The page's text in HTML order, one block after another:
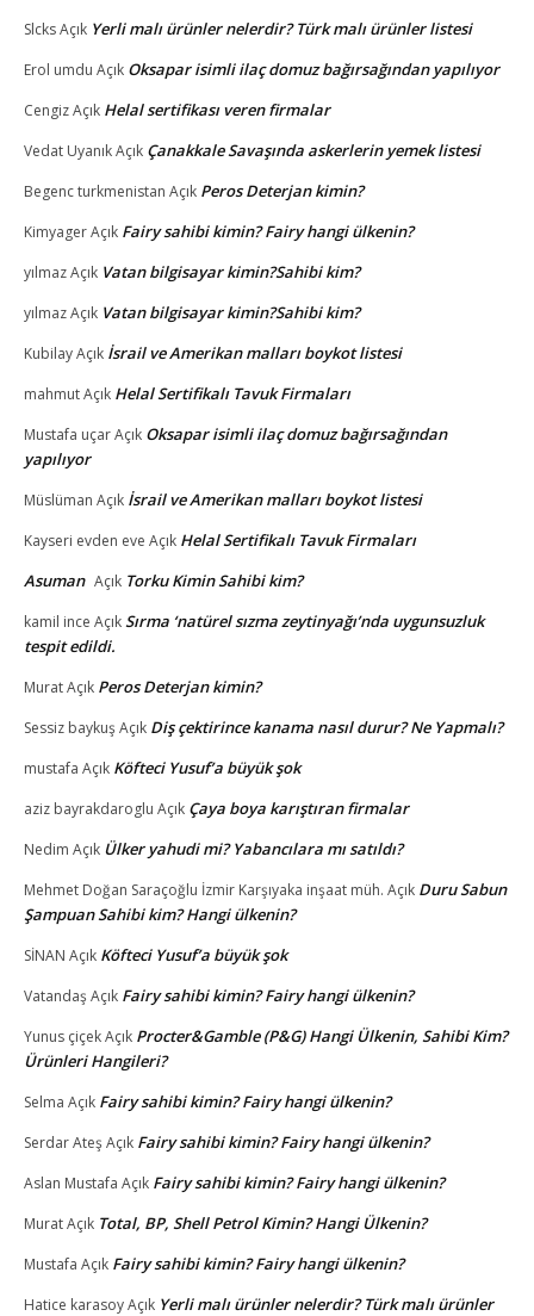
SlcksAçık Yerli malı ürünler nelerdir? Türk malı ürünler listesi
Erol umdu Açık Oksapar isimli ilaç domuz bağırsağından yapılıyor
CengizAçık Helal sertifikası veren firmalar
Vedat UyanıkAçık Çanakkale Savaşında askerlerin yemek listesi
Begenc turkmenistan Açık Peros Deterjan kimin?
KimyagerAçık Fairy sahibi kimin? Fairy hangi ülkenin?
yılmazAçık Vatan bilgisayar kimin?Sahibi kim?
yılmazAçık Vatan bilgisayar kimin?Sahibi kim?
KubilayAçık İsrail ve Amerikan malları boykot listesi
mahmutAçık Helal Sertifikalı Tavuk Firmaları
Mustafa uçarAçık Oksapar isimli ilaç domuz bağırsağından
yapılıyor
Müslüman Açık İsrail ve Amerikan malları boykot listesi
Kayseri evden eve Açık Helal Sertifikalı Tavuk Firmaları
Asuman Açık Torku Kimin Sahibi kim?
kamil ince AçıkSırma ‘natürel sızma zeytinyağı’nda uygunsuzluk
tespit edildi.
MuratAçık Peros Deterjan kimin?
Sessiz baykuşAçık Diş çektirince kanama nasıl durur? Ne Yapmalı?
mustafa Açık Köfteci Yusuf’a büyük şok
aziz bayrakdaroglu Açık Çaya boya karıştıran firmalar
Nedim Açık Ülker yahudi mi? Yabancılara mı satıldı?
Mehmet Doğan Saraçoğlu İzmir Karşıyaka inşaat müh. Açık Duru Sabun
Şampuan Sahibi kim? Hangi ülkenin?
SİNAN Açık Köfteci Yusuf’a büyük şok
VatandaşAçık Fairy sahibi kimin? Fairy hangi ülkenin?
Yunus çiçekAçık Procter&Gamble (P&G) Hangi Ülkenin, Sahibi Kim?
Ürünleri Hangileri?
Selma Açık Fairy sahibi kimin? Fairy hangi ülkenin?
Serdar AteşAçık Fairy sahibi kimin? Fairy hangi ülkenin?
Aslan Mustafa Açık Fairy sahibi kimin? Fairy hangi ülkenin?
MuratAçık Total, BP, Shell Petrol Kimin? Hangi Ülkenin?
Mustafa Açık Fairy sahibi kimin? Fairy hangi ülkenin?
Hatice karasoyAçık Yerli malı ürünler nelerdir? Türk malı ürünler